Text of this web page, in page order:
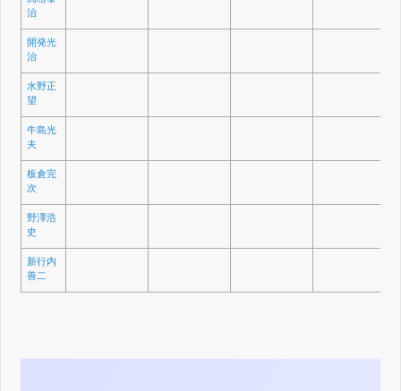
治
開発光
治
水野正
望
牛島光
夫
板倉完
次
野澤浩
史
新行内
善二